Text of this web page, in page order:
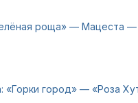
роща» — Мацеста
«Горки город» — «Роза